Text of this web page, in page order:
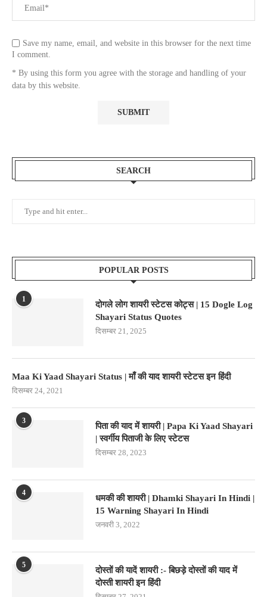
Save my name, email, and website in this browser for the next time
I comment.
* By using this form you agree with the storage and handling of your
data by this website.
SEARCH
POPULAR POSTS
1
दोगले लोग शायरी स्टेटस कोट्स | 15 Dogle Log
Shayari Status Quotes
दिसम्बर 21, 2025
Maa Ki Yaad Shayari Status | माँ की याद शायरी स्टेटस इन हिंदी
दिसम्बर 24, 2021
3
पिता की याद में शायरी | Papa Ki Yaad Shayari
| स्वर्गीय पिताजी के लिए स्टेटस
दिसम्बर 28, 2023
4
धमकी की शायरी | Dhamki Shayari In Hindi |
15 Warning Shayari In Hindi
जनवरी 3, 2022
5
दोस्तों की यादें शायरी :- बिछड़े दोस्तों की याद में
दोस्ती शायरी इन हिंदी